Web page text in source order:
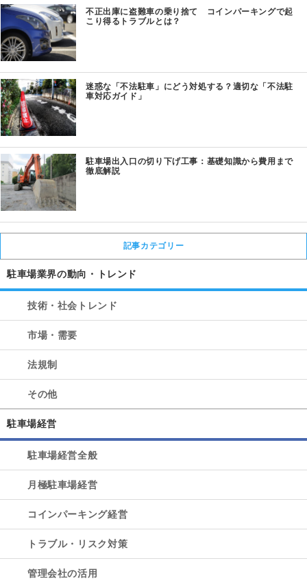
不正出庫に盗難車の乗り捨て コインパーキングで起
こり得るトラブルとは？
迷惑な「不法駐車」にどう対処する？適切な「不法駐
車対応ガイド」
駐車場出入口の切り下げ工事：基礎知識から費用まで
徹底解説
記事カテゴリー
駐車場業界の動向・トレンド
技術・社会トレンド
市場・需要
法規制
その他
駐車場経営
駐車場経営全般
月極駐車場経営
コインパーキング経営
トラブル・リスク対策
管理会社の活用